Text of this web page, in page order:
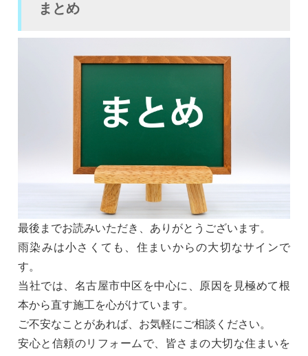
まとめ
最後までお読みいただき、ありがとうございます。
雨染みは小さくても、住まいからの大切なサインで
す。
当社では、名古屋市中区を中心に、原因を見極めて根
本から直す施工を心がけています。
ご不安なことがあれば、お気軽にご相談ください。
安心と信頼のリフォームで、皆さまの大切な住まいを